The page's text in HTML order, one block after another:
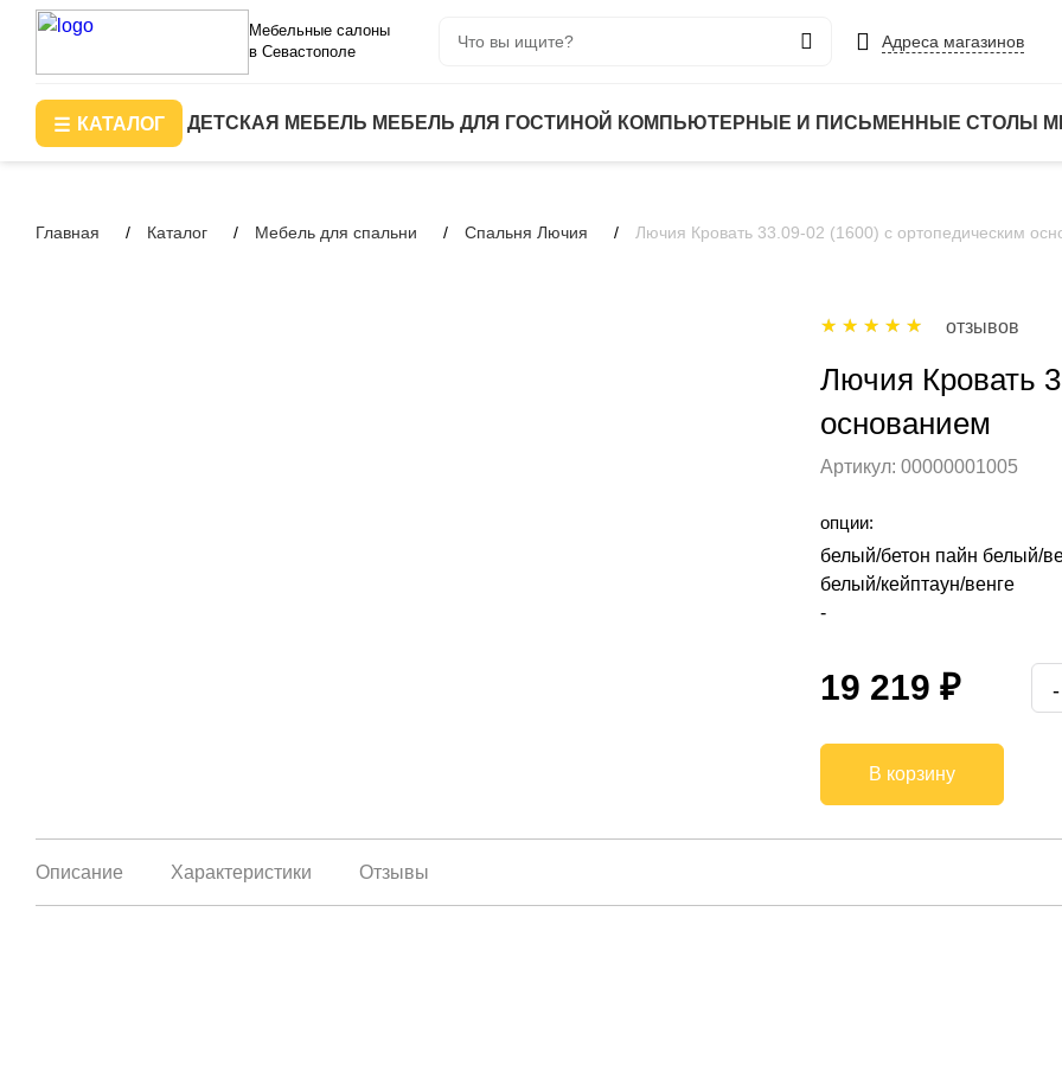
Мебельные салоны
в Севастополе
Адреса магазинов
КАТАЛОГ ДЕТСКАЯ МЕБЕЛЬ МЕБЕЛЬ ДЛЯ ГОСТИНОЙ КОМПЬЮТЕРНЫЕ И ПИСЬМЕННЫЕ СТОЛЫ
Главная Каталог Мебель для спальни Спальня Лючия Лючия Кровать 33.09-02 (1600) с ортопедическим
отзывов
Лючия Кровать
основанием
Артикул: 00000001005
опции:
белый/бетон пайн белый/
белый/кейптаун/венге
-
19 219 ₽
В корзину
Описание Характеристики Отзывы